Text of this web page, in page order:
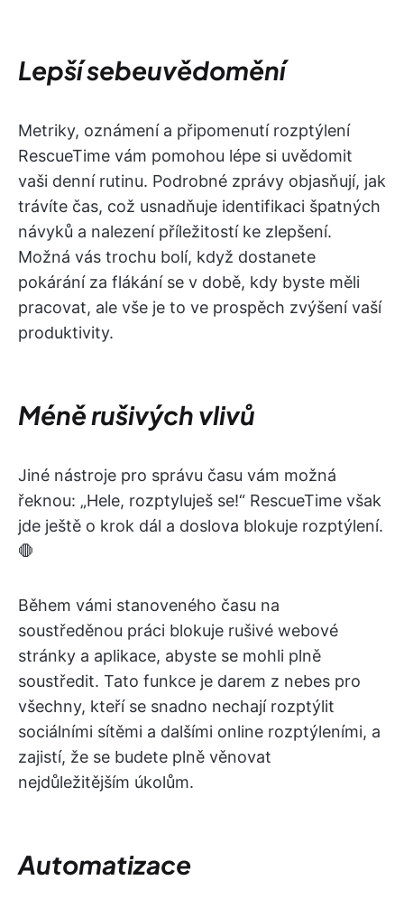
Lepší sebeuvědomění
Metriky, oznámení a připomenutí rozptýlení
RescueTime vám pomohou lépe si uvědomit
vaši denní rutinu. Podrobné zprávy objasňují, jak
trávíte čas, což usnadňuje identifikaci špatných
návyků a nalezení příležitostí ke zlepšení.
Možná vás trochu bolí, když dostanete
pokárání za flákání se v době, kdy byste měli
pracovat, ale vše je to ve prospěch zvýšení vaší
produktivity.
Méně rušivých vlivů
Jiné nástroje pro správu času vám možná
řeknou: „Hele, rozptyluješ se!“ RescueTime však
jde ještě o krok dál a doslova blokuje rozptýlení.
🛑
Během vámi stanoveného času na
soustředěnou práci blokuje rušivé webové
stránky a aplikace, abyste se mohli plně
soustředit. Tato funkce je darem z nebes pro
všechny, kteří se snadno nechají rozptýlit
sociálními sítěmi a dalšími online rozptýleními, a
zajistí, že se budete plně věnovat
nejdůležitějším úkolům.
Automatizace